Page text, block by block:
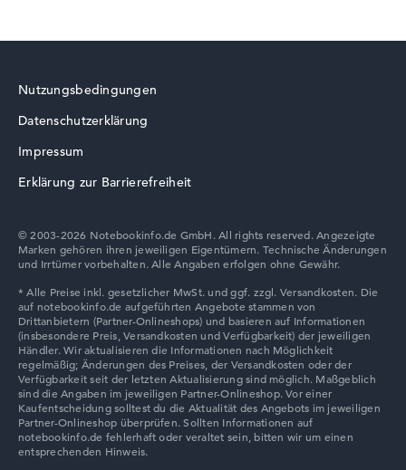
Lenovo Chromebook
Lenovo V
Nutzungsbedingungen
Datenschutzerklärung
Impressum
Erklärung zur Barrierefreiheit
© 2003-2026 Notebookinfo.de GmbH. All rights reserved. Angezeigte
Marken gehören ihren jeweiligen Eigentümern. Technische Änderungen
und Irrtümer vorbehalten. Alle Angaben erfolgen ohne Gewähr.